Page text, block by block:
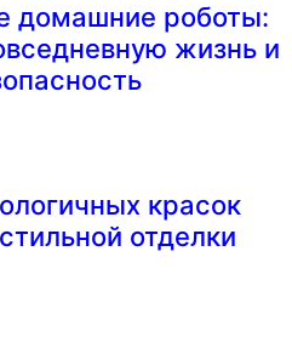
домашние роботы:
жизнь и
красок
отделки